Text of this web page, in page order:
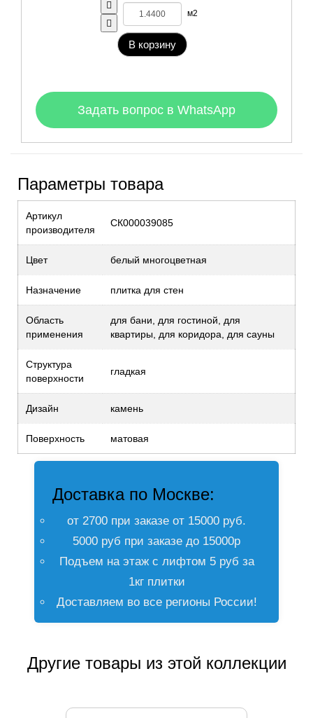
м2
В корзину
Задать вопрос в WhatsApp
Параметры товара
Артикул
производителя
СК000039085
Цвет белый многоцветная
Назначение плитка для стен
Область
применения
для бани, для гостиной, для
квартиры, для коридора, для сауны
Структура
поверхности
гладкая
Дизайн камень
Поверхность матовая
Доставка по Москве:
от 2700 при заказе от 15000 руб.
5000 руб при заказе до 15000р
Подъем на этаж с лифтом 5 руб за
1кг плитки
Доставляем во все регионы России!
Другие товары из этой коллекции